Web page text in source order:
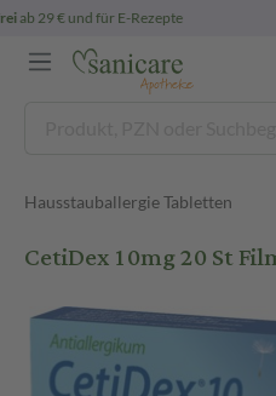
persönliche
Hausstauballergie Tabletten
CetiDex 10mg 20 St